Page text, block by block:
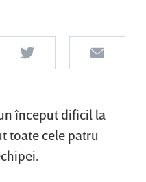
început dificil la
toate cele patru